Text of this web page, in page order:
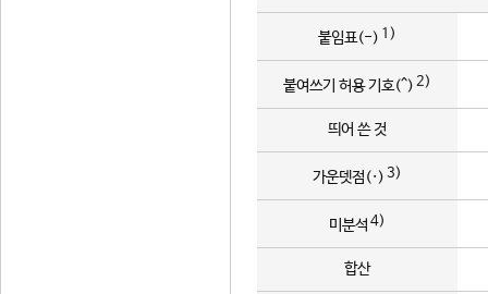
붙임표(-) 1)
붙여쓰기 허용 기호(^) 2)
띄어 쓴 것
가운뎃점(·) 3)
미분석 4)
합산